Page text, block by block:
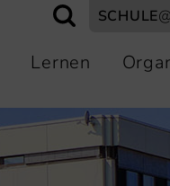
SCHULE
Lernen